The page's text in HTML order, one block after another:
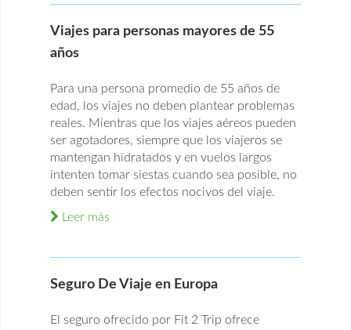
Viajes para personas mayores de 55
años
Para una persona promedio de 55 años de
edad, los viajes no deben plantear problemas
reales. Mientras que los viajes aéreos pueden
ser agotadores, siempre que los viajeros se
mantengan hidratados y en vuelos largos
intenten tomar siestas cuando sea posible, no
deben sentir los efectos nocivos del viaje.
Leer más
Seguro De Viaje en Europa
El seguro ofrecido por Fit 2 Trip ofrece